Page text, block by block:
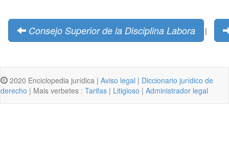
Consejo Superior de la Disciplina Labora |
2020 Enciclopedia jurídica | Aviso legal | Diccionario jurídico de
derecho | Mais verbetes : Tarifas | Litigioso | Administrador legal